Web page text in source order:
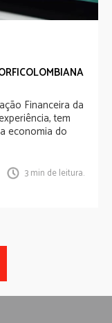
Interna
Financeira da
tem
economia do
3 min de leitura.